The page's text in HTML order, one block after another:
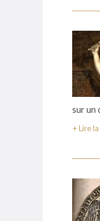
sur un
Lire